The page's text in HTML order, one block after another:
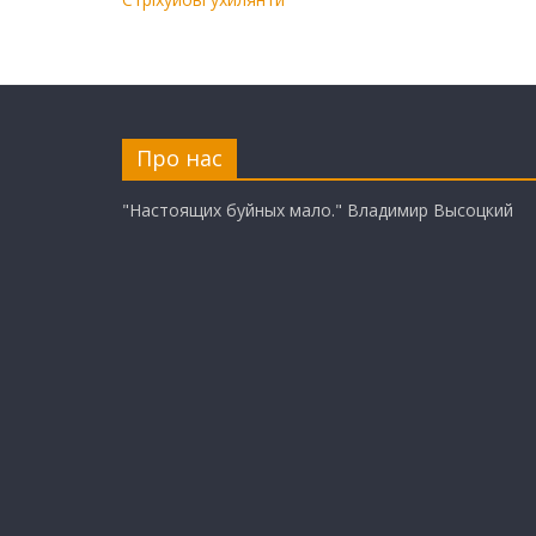
Про нас
"Настоящих буйных мало." Владимир Высоцкий